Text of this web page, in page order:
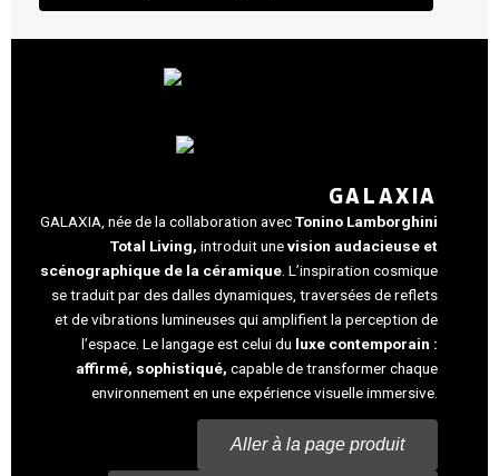
GALAXIA
GALAXIA, née de la collaboration avecTonino Lamborghini
Total Living, introduit unevision audacieuse et
scénographique de la céramique . L’inspiration cosmique
se traduit par des dalles dynamiques, traversées de reflets
et de vibrations lumineuses qui amplifient la perception de
l’espace. Le langage est celui du luxe contemporain :
affirmé, sophistiqué, capable de transformer chaque
environnement en une expérience visuelle immersive.
Aller à la page produit